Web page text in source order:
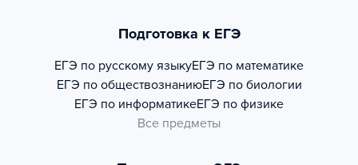
Подготовка к ЕГЭ
ЕГЭ по русскому языкуЕГЭ по математике
ЕГЭ по обществознаниюЕГЭ по биологии
ЕГЭ по информатикеЕГЭ по физике
Все предметы